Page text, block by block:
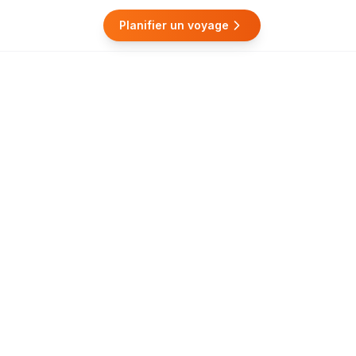
Planifier un voyage